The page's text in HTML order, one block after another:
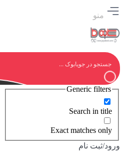
منو
Generic filters
Search in title
Exact matches only
ورود/ثبت نام